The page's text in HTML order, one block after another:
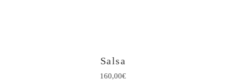
Salsa
160,00€